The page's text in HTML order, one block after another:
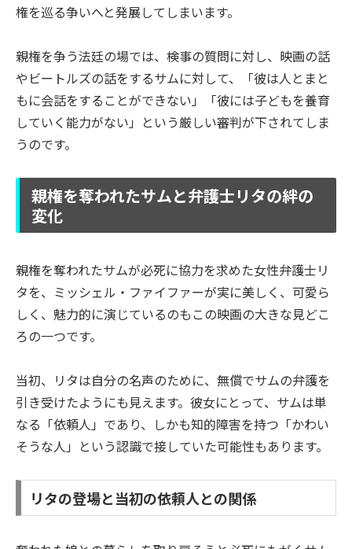
権を巡る争いへと発展してしまいます。
親権を争う法廷の場では、検事の質問に対し、映画の話
やビートルズの話をするサムに対して、「彼は人とまと
もに会話をすることができない」「彼には子どもを養育
していく能力がない」という厳しい審判が下されてしま
うのです。
親権を奪われたサムと弁護士リタの絆の
変化
親権を奪われたサムが必死に協力を求めた女性弁護士リ
タを、ミッシェル・ファイファーが実に美しく、可愛ら
しく、魅力的に演じているのもこの映画の大きな見どこ
ろの一つです。
当初、リタは自分の名声のために、無償でサムの弁護を
引き受けたようにも見えます。彼女にとって、サムは単
なる「依頼人」であり、しかも知的障害を持つ「かわい
そうな人」という認識で接していた可能性もあります。
リタの登場と当初の依頼人との関係